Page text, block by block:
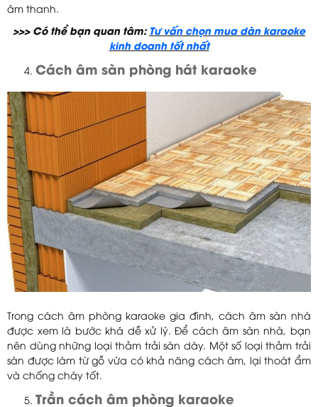
âm thanh.
>>> Có thể bạn quan tâm: Tư vấn chọn mua dàn karaoke
kinh doanh tốt nhất
Cách âm sàn phòng hát karaoke
Trong cách âm phòng karaoke gia đình, cách âm sàn nhà
được xem là bước khá dễ xử lý. Để cách âm sàn nhà, bạn
nên dùng những loại thảm trải sàn dày. Một số loại thảm trải
sàn được làm từ gỗ vừa có khả năng cách âm, lại thoát ẩm
và chống cháy tốt.
Trần cách âm phòng karaoke